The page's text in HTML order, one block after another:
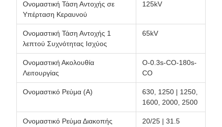
Ονομαστική Τάση Αντοχής σε
Υπέρταση Κεραυνού
125kV
Ονομαστική Τάση Αντοχής 1
λεπτού Συχνότητας Ισχύος
65kV
Ονομαστική Ακολουθία
Λειτουργίας
O-0.3s-CO-180s-
CO
Ονομαστικό Ρεύμα (A)
630, 1250 | 1250,
1600, 2000, 2500
Ονομαστικό Ρεύμα Διακοπής
20/25 | 31.5